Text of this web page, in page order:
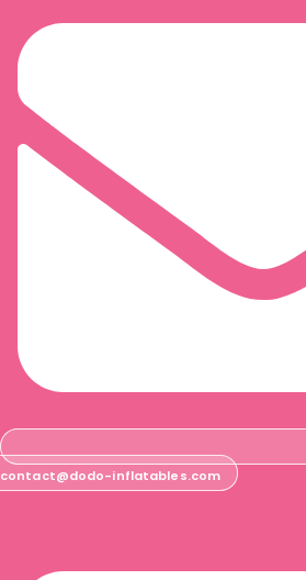
contact@dodo-inflatables.com